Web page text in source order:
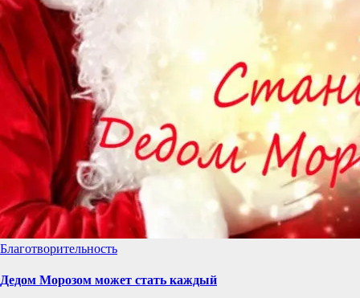
Благотворительность
Дедом Морозом может стать каждый